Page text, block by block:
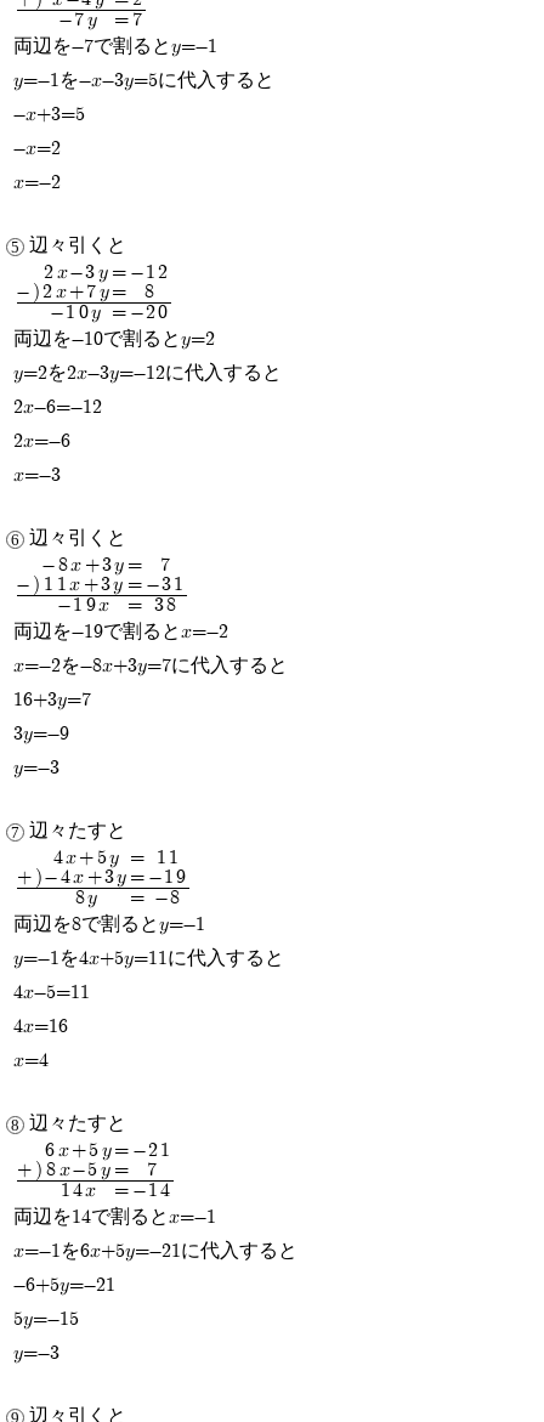
-7y
= 7
両辺を-7で割るとy=-1
y=-1を-x-3y=5に代入すると
-x+3=5
-x=2
x=-2
辺々引くと
2x-3y = -12
-)2x+7y =
8
-10y
= -20
両辺を-10で割るとy=2
y=2を2x-3y=-12に代入すると
2x-6=-12
2x=-6
x=-3
辺々引くと
-8x+3y =
7
-) 11x+3y = -31
-19x
=
38
両辺を-19で割るとx=-2
x=-2を-8x+3y=7に代入すると
16+3y=7
3y=-9
y=-3
辺々たすと
4x+5y
=
11
+)-4x+3y = -19
8y
=
-8
両辺を8で割るとy=-1
y=-1を4x+5y=11に代入すると
4x-5=11
4x=16
x=4
辺々たすと
6x+5y = -21
+) 8x-5y =
7
14x
= -14
両辺を14で割るとx=-1
x=-1を6x+5y=-21に代入すると
-6+5y=-21
5y=-15
y=-3
辺々引くと